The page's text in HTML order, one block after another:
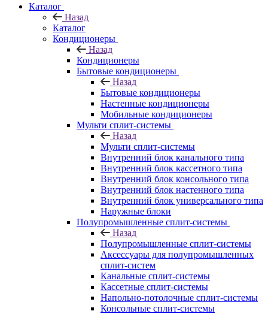
Каталог
Назад
Каталог
Кондиционеры
Назад
Кондиционеры
Бытовые кондиционеры
Назад
Бытовые кондиционеры
Настенные кондиционеры
Мобильные кондиционеры
Мульти сплит-системы
Назад
Мульти сплит-системы
Внутренний блок канального типа
Внутренний блок кассетного типа
Внутренний блок консольного типа
Внутренний блок настенного типа
Внутренний блок универсального типа
Наружные блоки
Полупромышленные сплит-системы
Назад
Полупромышленные сплит-системы
Аксессуары для полупромышленных
сплит-систем
Канальные сплит-системы
Кассетные сплит-системы
Напольно-потолочные сплит-системы
Консольные сплит-системы